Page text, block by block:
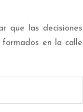
que las decisiones
en la calle